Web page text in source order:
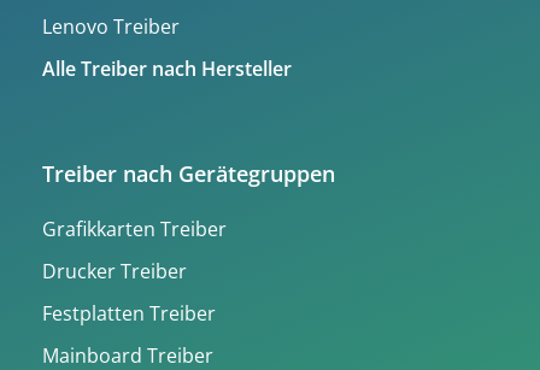
Lenovo Treiber
Alle Treiber nach Hersteller
Treiber nach Gerätegruppen
Grafikkarten Treiber
Drucker Treiber
Festplatten Treiber
Mainboard Treiber